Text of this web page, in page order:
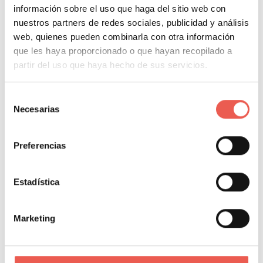
información sobre el uso que haga del sitio web con
nuestros partners de redes sociales, publicidad y análisis
web, quienes pueden combinarla con otra información
que les haya proporcionado o que hayan recopilado a
partir del uso que haya hecho de sus servicios.
Necesarias
Preferencias
Estadística
Marketing
La aplicación compatible con dispositivos Android
está disponible para su descarga gratuita a
través de Google Play. Para su lanzamiento, la
aplicación estará disponible en inglés e italiano.
About Author
Javier Sancho Piqueras